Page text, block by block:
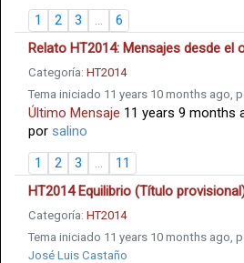
1
2 3 ...
6
Relato HT2014: Mensajes desde el
Categoría: HT2014
Tema iniciado 11 years 10 months ago,
Último Mensaje 11 years 9 months
por salino
1
2 3 ...
11
HT2014 Equilibrio (Título
Categoría: HT2014
Tema iniciado 11 years 10 months ago,
José Luis Castaño